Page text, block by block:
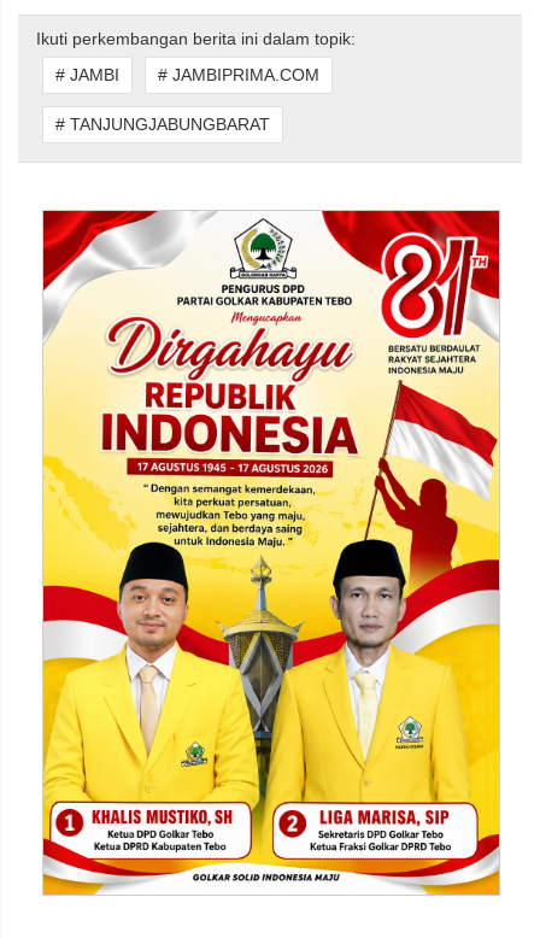
Ikuti perkembangan berita ini dalam topik:
# JAMBI
# JAMBIPRIMA.COM
# TANJUNGJABUNGBARAT